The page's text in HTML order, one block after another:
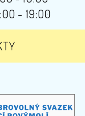
- 19:00